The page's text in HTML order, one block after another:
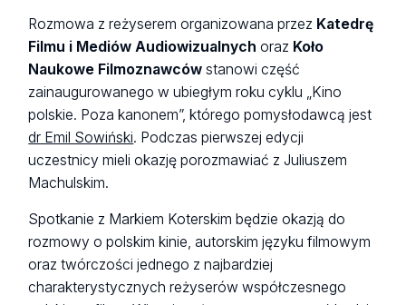
Rozmowa z reżyserem organizowana przez Katedrę
Filmu i Mediów Audiowizualnychoraz Koło
Naukowe Filmoznawcówstanowi część
zainaugurowanego w ubiegłym roku cyklu „Kino
polskie. Poza kanonem”, którego pomysłodawcą jest
dr Emil Sowiński. Podczas pierwszej edycji
uczestnicy mieli okazję porozmawiać z Juliuszem
Machulskim.
Spotkanie z Markiem Koterskim będzie okazją do
rozmowy o polskim kinie, autorskim języku filmowym
oraz twórczości jednego z najbardziej
charakterystycznych reżyserów współczesnego